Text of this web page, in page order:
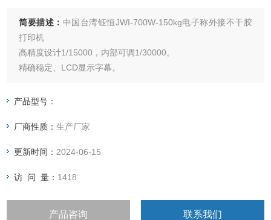
简要描述： 中国台湾钰恒JWI-700W-150kg电子称外接不干胶
打印机
高精度设计1/15000，内部可调1/30000。
精确稳定、LCD显示字幕。
具有单点校正及三点校正之功能
百分比计算功能，用途广泛。
下限三段重量警示，并具有一组记忆功
产品型号：
厂商性质：生产厂家
更新时间： 2024-06-15
访 问 量： 1418
产品咨询 联系我们